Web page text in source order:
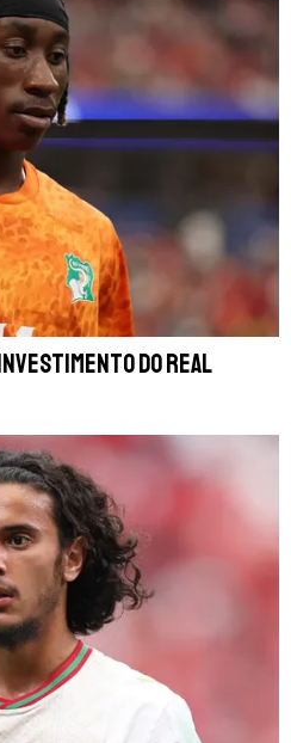
do Real